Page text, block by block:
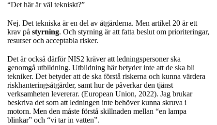
“Det här är väl tekniskt?”
Nej. Det tekniska är en del av åtgärderna. Men artikel 20 är ett
krav på styrning. Och styrning är att fatta beslut om prioriteringar,
resurser och acceptabla risker.
Det är också därför NIS2 kräver att ledningspersoner ska
genomgå utbildning. Utbildning här betyder inte att de ska bli
tekniker. Det betyder att de ska förstå riskerna och kunna värdera
riskhanteringsåtgärder, samt hur de påverkar den tjänst
verksamheten levererar. (European Union, 2022). Jag brukar
beskriva det som att ledningen inte behöver kunna skruva i
motorn. Men den måste förstå skillnaden mellan “en lampa
blinkar” och “vi tar in vatten”.